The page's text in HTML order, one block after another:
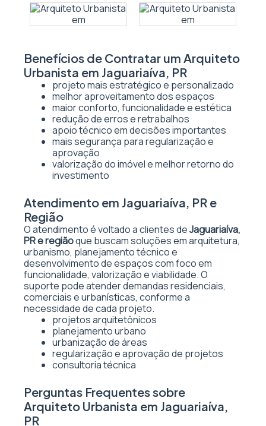
Benefícios de Contratar um Arquiteto
Urbanista em Jaguariaíva, PR
projeto mais estratégico e personalizado
melhor aproveitamento dos espaços
maior conforto, funcionalidade e estética
redução de erros e retrabalhos
apoio técnico em decisões importantes
mais segurança para regularização e
aprovação
valorização do imóvel e melhor retorno do
investimento
Atendimento em Jaguariaíva, PR e
Região
O atendimento é voltado a clientes deJaguariaíva,
PR e regiãoque buscam soluções em arquitetura,
urbanismo, planejamento técnico e
desenvolvimento de espaços com foco em
funcionalidade, valorização e viabilidade. O
suporte pode atender demandas residenciais,
comerciais e urbanísticas, conforme a
necessidade de cada projeto.
projetos arquitetônicos
planejamento urbano
urbanização de áreas
regularização e aprovação de projetos
consultoria técnica
Perguntas Frequentes sobre
Arquiteto Urbanista em Jaguariaíva,
PR